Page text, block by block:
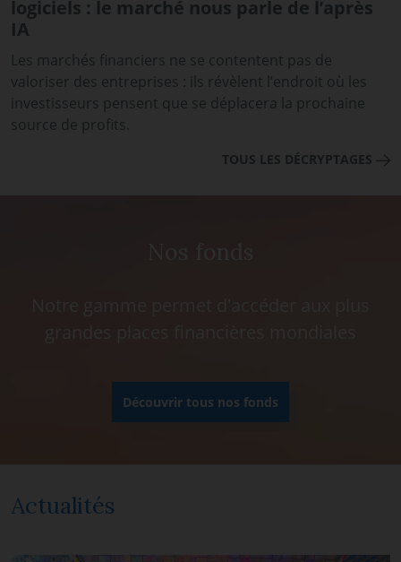
logiciels : le marché nous parle de l’après
IA
Les marchés financiers ne se contentent pas de
valoriser des entreprises : ils révèlent l’endroit où les
investisseurs pensent que se déplacera la prochaine
source de profits.
TOUS LES DÉCRYPTAGES
Découvrir tous nos fonds
Actualités